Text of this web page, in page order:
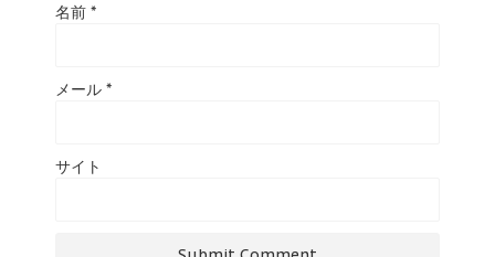
名前 *
メール *
サイト